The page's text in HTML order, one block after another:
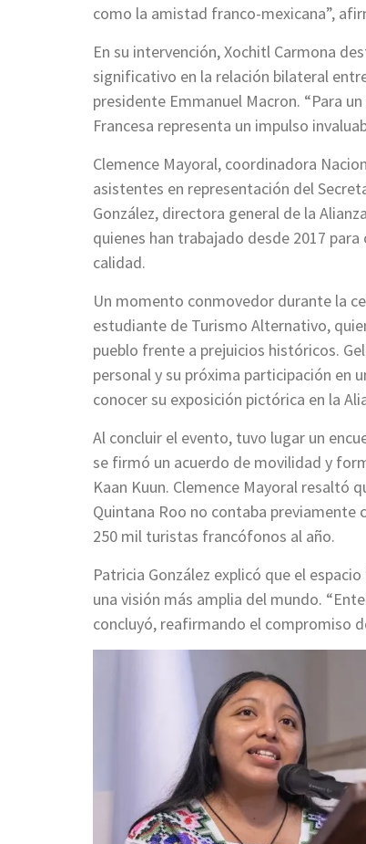
como la amistad franco-mexicana”,
En su intervención, Xochitl Carmona
significativo en la relación bilateral
presidente Emmanuel Macron. “Para
Francesa representa un impulso
Clemence Mayoral, coordinadora
asistentes en representación del
González, directora general de la
quienes han trabajado desde 2017
calidad.
Un momento conmovedor durante la
estudiante de Turismo Alternativo,
pueblo frente a prejuicios históricos.
personal y su próxima participación en
conocer su exposición pictórica en la
Al concluir el evento, tuvo lugar un
se firmó un acuerdo de movilidad y
Kaan Kuun. Clemence Mayoral resaltó
Quintana Roo no contaba previamente
250 mil turistas francófonos al año.
Patricia González explicó que el
una visión más amplia del mundo.
concluyó, reafirmando el compromiso